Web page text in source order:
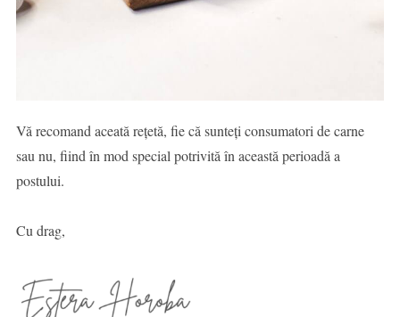
Vă recomand aceată rețetă, fie că sunteți consumatori de carne
sau nu, fiind în mod special potrivită în această perioadă a
postului.
Cu drag,